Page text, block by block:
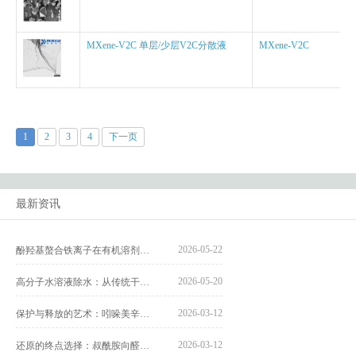
MXene-V2C 单层/少层V2C分散液 MXene-V2C
1 2 3 4 下一页
最新资讯
2026-05-22
2026-05-20
2026-03-12
2026-03-12